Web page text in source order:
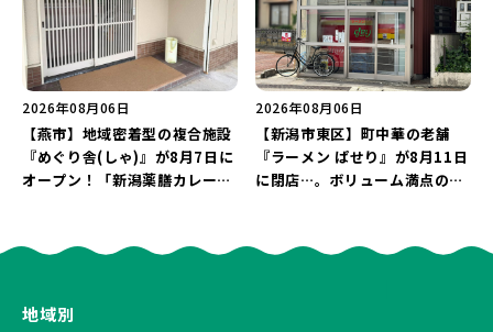
2026年08月06日
【燕市】地域密着型の複合施設
『めぐり舎(しゃ)』が8月7日に
オープン！「新潟薬膳カレー
う♪
2026年08月06日
【新潟市東区】町中華の老舗
『ラーメン ぱせり』が8月11日
に閉店…。ボリューム満点の名
地域別